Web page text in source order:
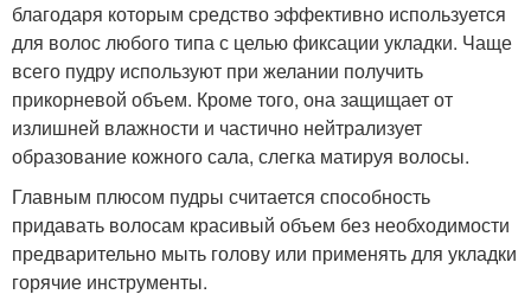
благодаря которым средство эффективно используется
для волос любого типа с целью фиксации укладки. Чаще
всего пудру используют при желании получить
прикорневой объем. Кроме того, она защищает от
излишней влажности и частично нейтрализует
образование кожного сала, слегка матируя волосы.
Главным плюсом пудры считается способность
придавать волосам красивый объем без необходимости
предварительно мыть голову или применять для укладки
горячие инструменты.